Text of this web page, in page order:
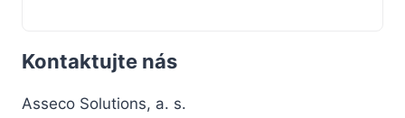
Kontaktujte nás
Asseco Solutions, a. s.